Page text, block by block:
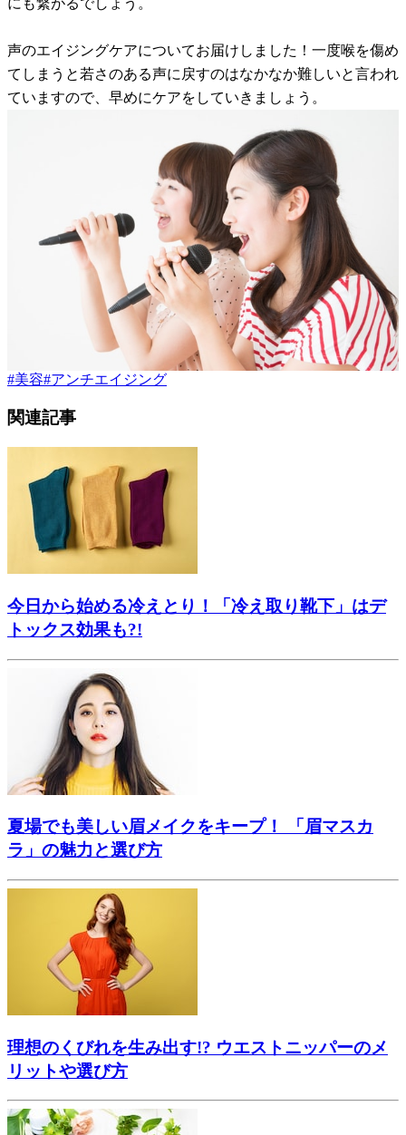
声のエイジングケアについてお届けしました！一度喉を傷め
てしまうと若さのある声に戻すのはなかなか難しいと言われ
ていますので、早めにケアをしていきましょう。
#美容#アンチエイジング
関連記事
今日から始める冷えとり！「冷え取り靴下」はデ
トックス効果も?!
夏場でも美しい眉メイクをキープ！ 「眉マスカ
ラ」の魅力と選び方
理想のくびれを生み出す!? ウエストニッパーのメ
リットや選び方